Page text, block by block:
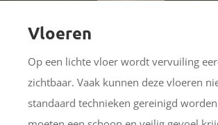
Vloeren
Op een lichte vloer wordt vervuiling
zichtbaar. Vaak kunnen deze vloeren
standaard technieken gereinigd